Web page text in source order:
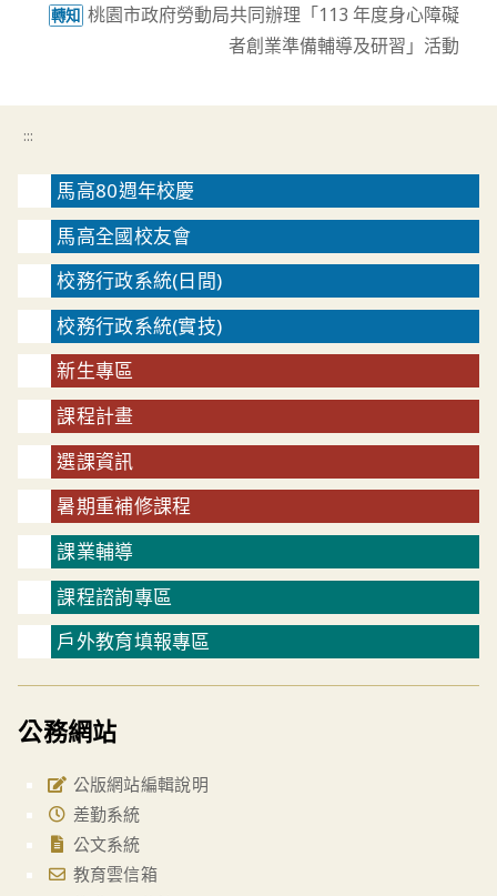
轉知 桃園市政府勞動局共同辦理「113 年度身心障礙
者創業準備輔導及研習」活動
:::
馬高80週年校慶
馬高全國校友會
校務行政系統(日間)
校務行政系統(實技)
新生專區
課程計畫
選課資訊
暑期重補修課程
課業輔導
課程諮詢專區
戶外教育填報專區
公務網站
公版網站編輯說明
差勤系統
公文系統
教育雲信箱